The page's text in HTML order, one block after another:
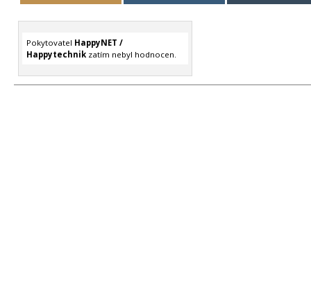
Pokytovatel HappyNET /
Happytechnikzatím nebyl hodnocen.